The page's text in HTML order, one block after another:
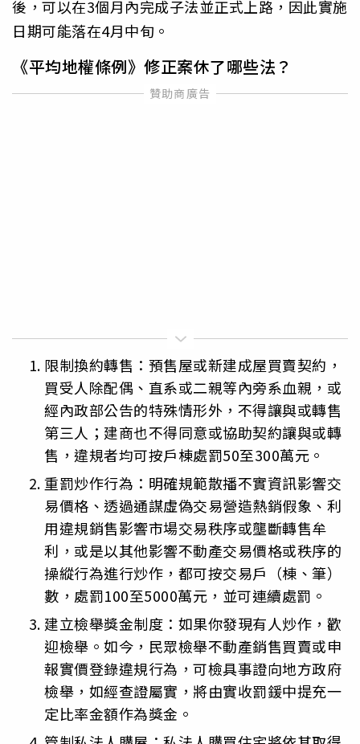
後，可以在3個月內完成子法並正式上路，因此實施
日期可能落在4月中旬。
《平均地權條例》修正案休了哪些法？
限制換約轉售：預售屋或新建成屋買賣契約，
買受人除配偶、直系或二親等內旁系血親，或
經內政部公告的特殊情形外，不得讓與或轉售
第三人；建商也不得同意或協助契約讓與或轉
售，違規者均可按戶棟處罰50至300萬元。
重罰炒作行為：明確規範散播不實資訊影響交
易價格、透過通謀虛偽交易營造熱銷假象、利
用違規銷售影響市場交易秩序或壟斷轉售牟
利，或是以其他影響不動產交易價格或秩序的
操縱行為進行炒作，都可按交易戶（棟、筆）
數，處罰100至5000萬元，並可連續處罰。
建立檢舉獎金制度：如果你發現有人炒作，歡
迎檢舉。如今，民眾檢舉不動產銷售買賣或申
報實價登錄違規行為，可檢具事證向地方政府
檢舉，如經查證屬實，將由實收罰鍰中提充一
定比率金額作為獎金。